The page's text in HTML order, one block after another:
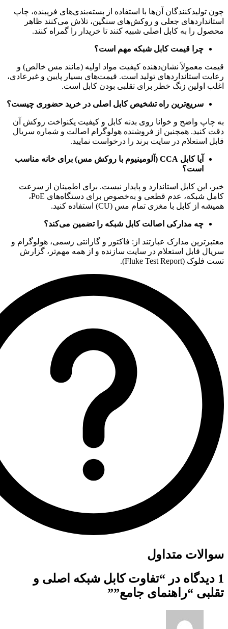
چون تولیدکنندگان آن‌ها با استفاده از بسته‌بندی‌های فریبنده، چاپ
استانداردهای جعلی و روکش‌های سنگین، تلاش می‌کنند ظاهر
محصول را به کابل اصلی شبیه کنند تا خریدار را گمراه کنند.
چرا قیمت کابل شبکه مهم است؟
قیمت معمولاً نشان‌دهنده کیفیت مواد اولیه (مانند مس خالص) و
رعایت استانداردهای تولید است. قیمت‌های بسیار پایین و غیرعادی،
اغلب اولین زنگ خطر برای تقلبی بودن کابل است.
سریع‌ترین راه تشخیص کابل اصلی در خرید حضوری چیست؟
به چاپ واضح و خوانا روی بدنه کابل و کیفیت یکنواخت روکش آن
دقت کنید. همچنین از فروشنده هولوگرام اصالت و شماره سریال
قابل استعلام در سایت برند را درخواست نمایید.
آیا کابل
CCA (آلومینیوم با روکش مس) برای خانه مناسب
است؟
خیر، این کابل استاندارد و پایدار نیست. برای اطمینان از سرعت
کامل شبکه، عدم قطعی و به‌خصوص برای دستگاه‌های PoE،
همیشه از کابل با مغزی تمام مس (CU) استفاده کنید.
چه مدارکی اصالت کابل شبکه را تضمین می‌کند؟
معتبرترین مدارک عبارتند از: فاکتور و گارانتی رسمی، هولوگرام و
سریال قابل استعلام در سایت سازنده و از همه مهم‌تر، گزارش
تست فلوک (Fluke Test Report).
سوالات متداول
1 دیدگاه در “
تفاوت کابل شبکه اصلی و
تقلبی “راهنمای جامع””